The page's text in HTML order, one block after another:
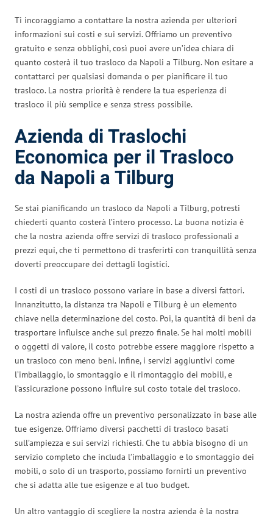
Ti incoraggiamo a contattare la nostra azienda per ulteriori
informazioni sui costi e sui servizi. Offriamo un preventivo
gratuito e senza obblighi, così puoi avere un’idea chiara di
quanto costerà il tuo trasloco da Napoli a Tilburg. Non esitare a
contattarci per qualsiasi domanda o per pianificare il tuo
trasloco. La nostra priorità è rendere la tua esperienza di
trasloco il più semplice e senza stress possibile.
Azienda di Traslochi
Economica per il Trasloco
da Napoli a Tilburg
Se stai pianificando un trasloco da Napoli a Tilburg, potresti
chiederti quanto costerà l’intero processo. La buona notizia è
che la nostra azienda offre servizi di trasloco professionali a
prezzi equi, che ti permettono di trasferirti con tranquillità senza
doverti preoccupare dei dettagli logistici.
I costi di un trasloco possono variare in base a diversi fattori.
Innanzitutto, la distanza tra Napoli e Tilburg è un elemento
chiave nella determinazione del costo. Poi, la quantità di beni da
trasportare influisce anche sul prezzo finale. Se hai molti mobili
o oggetti di valore, il costo potrebbe essere maggiore rispetto a
un trasloco con meno beni. Infine, i servizi aggiuntivi come
l’imballaggio, lo smontaggio e il rimontaggio dei mobili, e
l’assicurazione possono influire sul costo totale del trasloco.
La nostra azienda offre un preventivo personalizzato in base alle
tue esigenze. Offriamo diversi pacchetti di trasloco basati
sull’ampiezza e sui servizi richiesti. Che tu abbia bisogno di un
servizio completo che includa l’imballaggio e lo smontaggio dei
mobili, o solo di un trasporto, possiamo fornirti un preventivo
che si adatta alle tue esigenze e al tuo budget.
Un altro vantaggio di scegliere la nostra azienda è la nostra